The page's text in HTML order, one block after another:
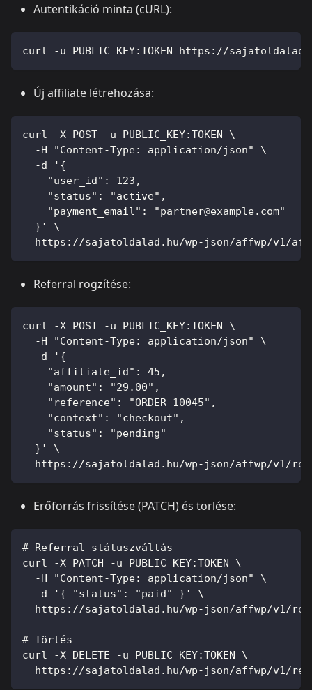
Autentikáció minta (cURL):
curl -u PUBLIC_KEY:TOKEN https://
Új affiliate létrehozása:
curl -X POST -u PUBLIC_KEY:TOKEN \
  -H "Content-Type: application/json" \
  -d '{
    "user_id": 123,
    "status": "active",
    "payment_email": "
partner@example.com"
  }' \
https://sajatoldalad.hu/wp-json/affwp/v1/
Referral rögzítése:
curl -X POST -u PUBLIC_KEY:TOKEN \
  -H "Content-Type: application/json" \
  -d '{
    "affiliate_id": 45,
    "amount": "29.00",
    "reference": "ORDER-10045",
    "context": "checkout",
    "status": "pending"
  }' \
https://sajatoldalad.hu/wp-json/affwp/v1/
Erőforrás frissítése (PATCH) és törlése:
# Referral státuszváltás
curl -X PATCH -u PUBLIC_KEY:TOKEN \
  -H "Content-Type: application/json" \
  -d '{ "status": "paid" }' \
https://sajatoldalad.hu/wp-json/affwp/v1/
# Törlés
curl -X DELETE -u PUBLIC_KEY:TOKEN \
https://sajatoldalad.hu/wp-json/affwp/v1/